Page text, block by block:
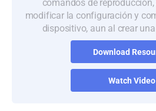
modificar la configuración y
dispositivo, aun al crear
Download
Watch Video